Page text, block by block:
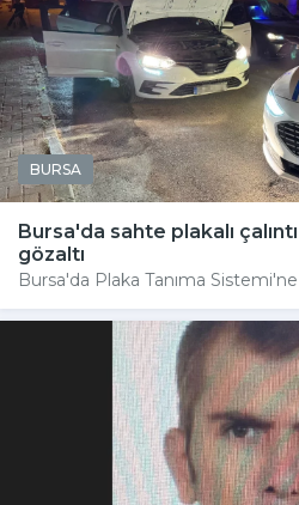
BURSA
Bursa'da sahte plakalı
gözaltı
Bursa'da Plaka Tanıma Sistemi'ne